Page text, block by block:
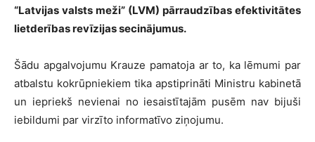
“Latvijas valsts meži” (LVM) pārraudzības efektivitātes
lietderības revīzijas secinājumus.
Šādu apgalvojumu Krauze pamatoja ar to, ka lēmumi par
atbalstu kokrūpniekiem tika apstiprināti Ministru kabinetā
un iepriekš nevienai no iesaistītajām pusēm nav bijuši
iebildumi par virzīto informatīvo ziņojumu.